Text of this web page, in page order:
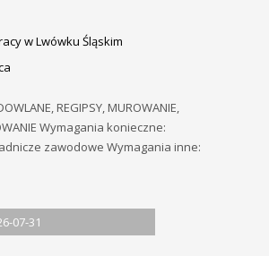
w Lwówku Śląskim
REGIPSY, MUROWANIE,
Wymagania konieczne:
zawodowe Wymagania inne:
07-31